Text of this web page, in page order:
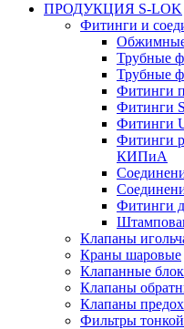
ПРОДУКЦИЯ S-LOK
Фитинги и
Трубные
Трубные
Фитинги
Фитинги
Фитинги
Фитинги
КИПиА
Фитинги
Клапаны
Краны шаровые
Клапанные
Клапаны
Клапаны
Фильтры